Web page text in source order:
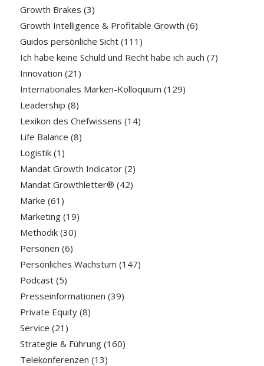
Growth Brakes (3)
Growth Intelligence & Profitable Growth (6)
Guidos persönliche Sicht(111)
Ich habe keine Schuld und Recht habe ich auch (7)
Innovation (21)
Internationales Marken-Kolloquium (129)
Leadership (8)
Lexikon des Chefwissens (14)
Life Balance (8)
Logistik(1)
Mandat Growth Indicator(2)
Mandat Growthletter® (42)
Marke (61)
Marketing(19)
Methodik(30)
Personen (6)
Persönliches Wachstum (147)
Podcast(5)
Presseinformationen (39)
Private Equity(8)
Service (21)
Strategie & Führung(160)
Telekonferenzen (13)